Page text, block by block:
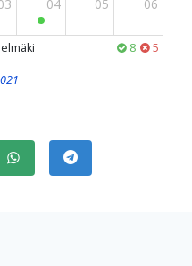
Jaa WhatsAppissa
Jaa Telegramissa